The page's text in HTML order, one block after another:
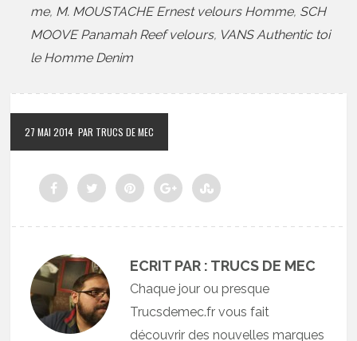
me, M. MOUSTACHE Ernest velours Homme, SCH
MOOVE Panamah Reef velours, VANS Authentic toi
le Homme Denim
27 MAI 2014 PAR TRUCS DE MEC
ECRIT PAR : TRUCS DE MEC
Chaque jour ou presque
Trucsdemec.fr vous fait
découvrir des nouvelles marques